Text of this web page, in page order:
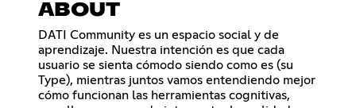
ABOUT
DATI Community es un espacio social y de
aprendizaje. Nuestra intención es que cada
usuario se sienta cómodo siendo como es (su
Type), mientras juntos vamos entendiendo mejor
cómo funcionan las herramientas cognitivas,